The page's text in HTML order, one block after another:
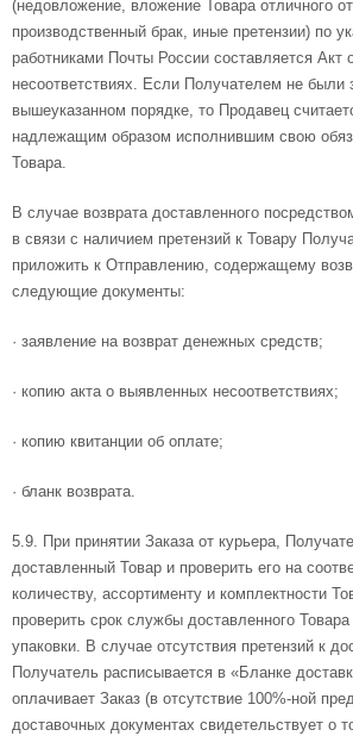
(недовложение, вложение Товара отличного от
производственный брак, иные претензии) по
работниками Почты России составляется Акт
несоответствиях. Если Получателем не были
вышеуказанном порядке, то Продавец
надлежащим образом исполнившим свою
Товара.
В случае возврата доставленного
в связи с наличием претензий к Товару
приложить к Отправлению, содержащему
следующие документы:
· заявление на возврат денежных средств;
· копию акта о выявленных несоответствиях;
· копию квитанции об оплате;
· бланк возврата.
5.9. При принятии Заказа от курьера,
доставленный Товар и проверить его на
количеству, ассортименту и комплектности
проверить срок службы доставленного
упаковки. В случае отсутствия претензий к
Получатель расписывается в «Бланке
оплачивает Заказ (в отсутствие 100%-ной
доставочных документах свидетельствует о